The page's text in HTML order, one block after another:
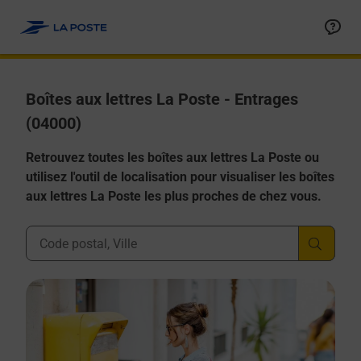
Boîtes aux lettres La Poste - Entrages
(04000)
Retrouvez toutes les boîtes aux lettres La Poste ou
utilisez l'outil de localisation pour visualiser les boîtes
aux lettres La Poste les plus proches de chez vous.
Ville, Département, Code Postal